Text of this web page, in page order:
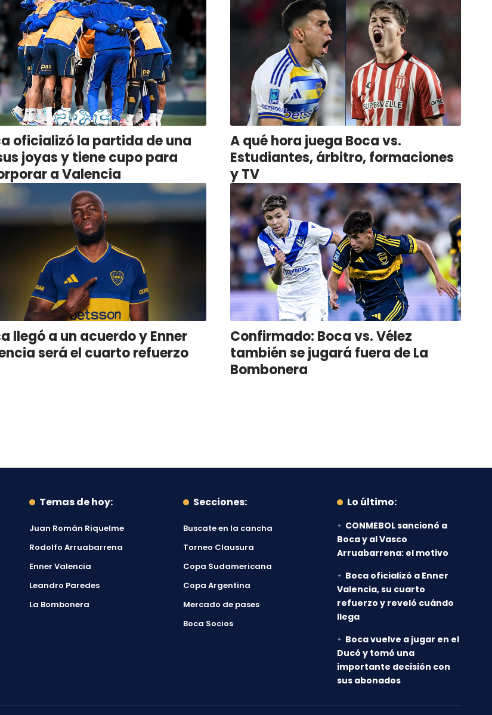
oficializó la partida de una
joyas y tiene cupo para
a Valencia
A qué hora juega Boca vs.
Estudiantes, árbitro, formaciones
y TV
llegó a un acuerdo y Enner
será el cuarto refuerzo
Confirmado: Boca vs. Vélez
también se jugará fuera de La
Bombonera
Temas de hoy:
Juan Román Riquelme
Rodolfo Arruabarrena
Enner Valencia
Leandro Paredes
La Bombonera
Secciones:
Buscate en la cancha
Torneo Clausura
Copa Sudamericana
Copa Argentina
Mercado de pases
Boca Socios
Lo último:
CONMEBOL sancionó a
Boca y al Vasco
Arruabarrena: el motivo
Boca oficializó a Enner
Valencia, su cuarto
refuerzo y reveló cuándo
llega
Boca vuelve a jugar en el
Ducó y tomó una
importante decisión con
sus abonados